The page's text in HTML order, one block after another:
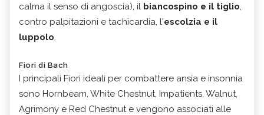
calma il senso di angoscia), il biancospino e il tiglio,
contro palpitazioni e tachicardia, l'escolzia e il
luppolo.
Fiori di Bach
I principali Fiori ideali per combattere ansia e insonnia
sono Hornbeam, White Chestnut, Impatients, Walnut,
Agrimony e Red Chestnut e vengono associati alle